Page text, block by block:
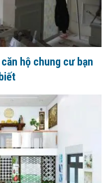
hộ chung cư bạn